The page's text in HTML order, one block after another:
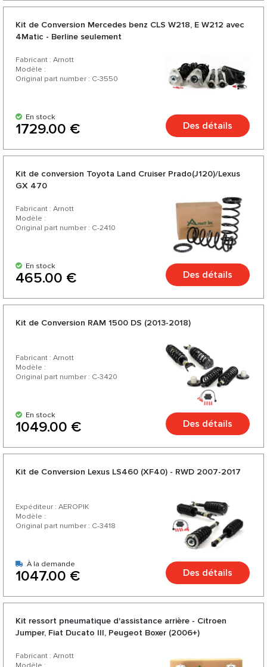
Kit de Conversion Mercedes benz CLS W218, E W212 avec
4Matic - Berline seulement
Fabricant : Arnott
Modèle :
Original part number : C-3550
En stock
1729.00 € Des détails
Kit de conversion Toyota Land Cruiser Prado(J120)/Lexus
GX 470
Fabricant : Arnott
Modèle :
Original part number : C-2410
En stock
465.00 € Des détails
Kit de Conversion RAM 1500 DS (2013-2018)
Fabricant : Arnott
Modèle :
Original part number : C-3420
En stock
1049.00 € Des détails
Kit de Conversion Lexus LS460 (XF40) - RWD 2007-2017
Expéditeur : AEROPIK
Modèle :
Original part number : C-3418
À la demande
1047.00 € Des détails
Kit ressort pneumatique d'assistance arrière - Citroen
Jumper, Fiat Ducato III, Peugeot Boxer (2006+)
Fabricant : Arnott